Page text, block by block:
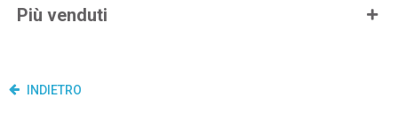
Più venduti
INDIETRO